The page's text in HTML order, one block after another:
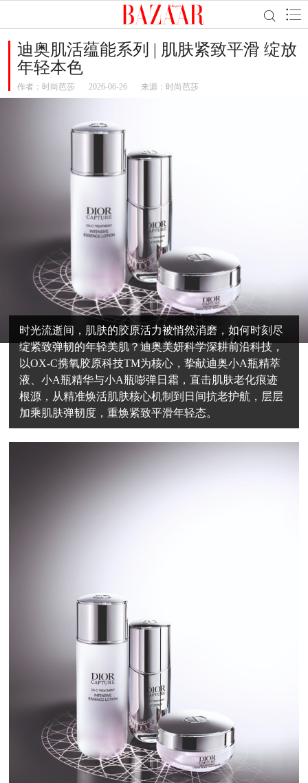
迪奥肌活蕴能系列 | 肌肤紧致平滑 绽放
年轻本色
作者： 时尚芭莎 2026-06-26 来源：时尚芭莎
时光流逝间，肌肤的胶原活力被悄然消磨，如何时刻尽
绽紧致弹韧的年轻美肌？迪奥美妍科学深耕前沿科技，
以OX-C携氧胶原科技TM为核心，挚献迪奥小A瓶精萃
液、小A瓶精华与小A瓶嘭弹日霜，直击肌肤老化痕迹
根源，从精准焕活肌肤核心机制到日间抗老护航，层层
加乘肌肤弹韧度，重焕紧致平滑年轻态。